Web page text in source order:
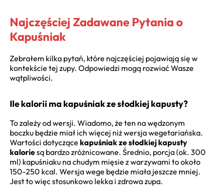
Najczęściej Zadawane Pytania o
Kapuśniak
Zebrałem kilka pytań, które najczęściej pojawiają się w
kontekście tej zupy. Odpowiedzi mogą rozwiać Wasze
wątpliwości.
Ile kalorii ma kapuśniak ze słodkiej kapusty?
To zależy od wersji. Wiadomo, że ten na wędzonym
boczku będzie miał ich więcej niż wersja wegetariańska.
Wartości dotyczące kapuśniak ze słodkiej kapusty
kaloriesą bardzo zróżnicowane. Średnio, porcja (ok. 300
ml) kapuśniaku na chudym mięsie z warzywami to około
150-250 kcal. Wersja wege będzie miała jeszcze mniej.
Jest to więc stosunkowo lekka i zdrowa zupa.